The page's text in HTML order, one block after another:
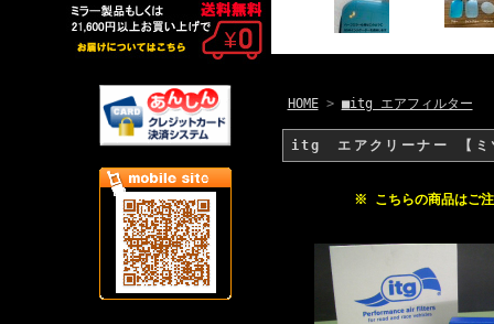
HOME> ■itg エアフィルター
itg エアクリーナー 【ミ
※ こちらの商品はご注